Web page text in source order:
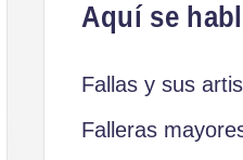
Aquí se
Fallas y sus
Falleras